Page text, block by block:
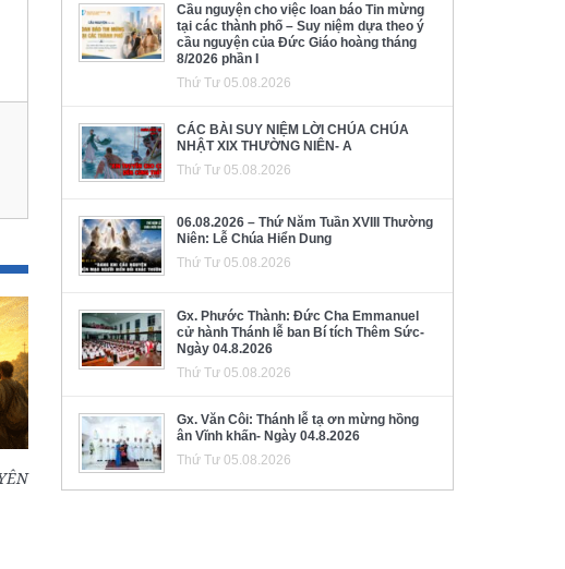
Cầu nguyện cho việc loan báo Tin mừng
tại các thành phố – Suy niệm dựa theo ý
cầu nguyện của Đức Giáo hoàng tháng
8/2026 phần I
Thứ Tư 05.08.2026
CÁC BÀI SUY NIỆM LỜI CHÚA CHÚA
NHẬT XIX THƯỜNG NIÊN- A
Thứ Tư 05.08.2026
06.08.2026 – Thứ Năm Tuần XVIII Thường
Niên: Lễ Chúa Hiển Dung
Thứ Tư 05.08.2026
Gx. Phước Thành: Đức Cha Emmanuel
cử hành Thánh lễ ban Bí tích Thêm Sức-
Ngày 04.8.2026
Thứ Tư 05.08.2026
Gx. Văn Côi: Thánh lễ tạ ơn mừng hồng
ân Vĩnh khấn- Ngày 04.8.2026
Thứ Tư 05.08.2026